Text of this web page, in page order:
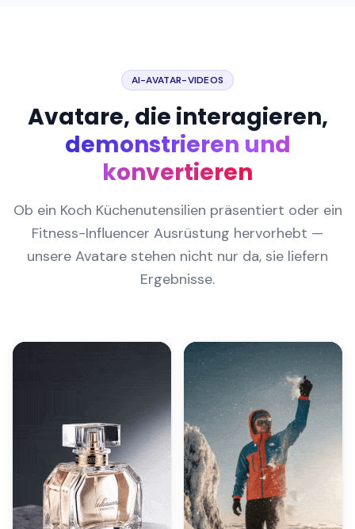
AI-AVATAR-VIDEOS
Avatare, die interagieren,
demonstrieren und
konvertieren
Ob ein Koch Küchenutensilien präsentiert oder ein
Fitness-Influencer Ausrüstung hervorhebt —
unsere Avatare stehen nicht nur da, sie liefern
Ergebnisse.